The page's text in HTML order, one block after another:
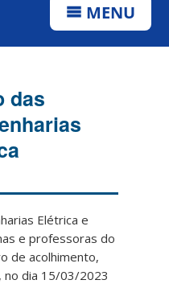
MENU
das
Elétrica e
e professoras do
de acolhimento,
no dia 15/03/2023